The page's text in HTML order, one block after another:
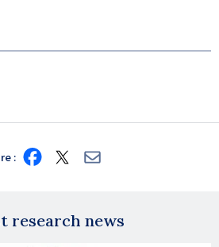
Share
on
Share
on
Share
via
research news